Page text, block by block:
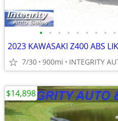
• • • • • • • • •
7/30 900mi INTEGRITY
$14,898